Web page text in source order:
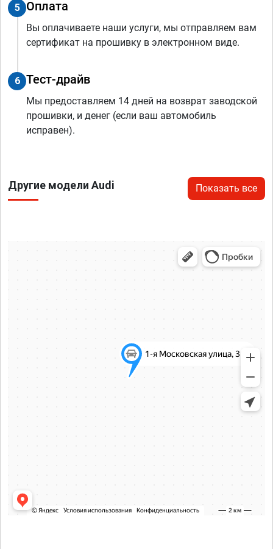
5 Оплата
Вы оплачиваете наши услуги, мы отправляем вам
сертификат на прошивку в электронном виде.
6 Тест-драйв
Мы предоставляем 14 дней на возврат заводской
прошивки, и денег (если ваш автомобиль
исправен).
Другие модели Audi Показать все